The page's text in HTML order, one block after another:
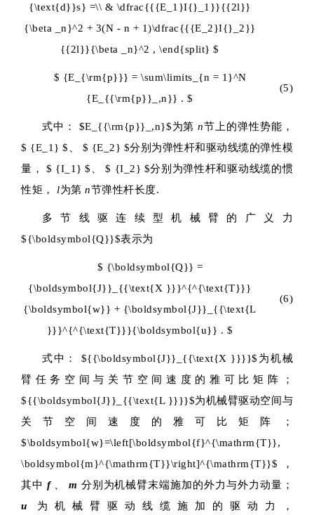
{\text{d}}s} =\\ & \dfrac{{{E_1}I{}_1}}{{2l}}
{\beta _n}^2 + 3(N - n + 1)\dfrac{{{E_2}I{}_2}}
{{2l}}{\beta _n}^2 , \end{split} $
$ {E_{\rm{p}}} = \sum\limits_{n = 1}^N
{E_{{\rm{p}}_,n}} . $
(5)
式中： $E_{{\rm{p}}_,n}$为第n节上的弹性势能，
$ {E_1} $
$ {E_2} $分别为弹性杆和驱动线缆的弹性模
量，$ {I_1} $ 、$ {I_2} $分别为弹性杆和驱动线缆的惯
性矩， l为第 n节弹性杆长度.
多节线驱连续型机械臂的广义力
${\boldsymbol{Q}}$表示为
$ {\boldsymbol{Q}} =
{\boldsymbol{J}}_{{\text{X }}}^{^{\text{T}}}
{\boldsymbol{w}} + {\boldsymbol{J}}_{{\text{L
}}}^{^{\text{T}}}{\boldsymbol{u}} . $
(6)
式中： ${{\boldsymbol{J}}_{{\text{X }}}}$ 为机械
臂任务空间与关节空间速度的雅可比矩阵；
${{\boldsymbol{J}}_{{\text{L }}}}$为机械臂驱动空间与
关节空间速度的雅可比矩阵；
$\boldsymbol{w}=\left[\boldsymbol{f}^{\mathrm{T}},
\boldsymbol{m}^{\mathrm{T}}\right]^{\mathrm{T}}$ ，
其中 f 、m 分别为机械臂末端施加的外力与外力动量；
u
为机械臂驱动线缆施加的驱动力，